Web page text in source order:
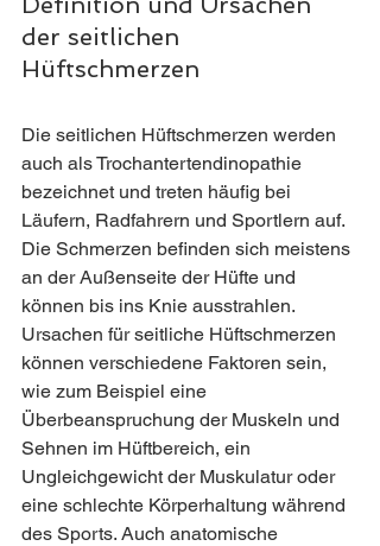
der seitlichen
Hüftschmerzen
Die seitlichen Hüftschmerzen werden
auch als Trochantertendinopathie
bezeichnet und treten häufig bei
Läufern, Radfahrern und Sportlern auf.
Die Schmerzen befinden sich meistens
an der Außenseite der Hüfte und
können bis ins Knie ausstrahlen.
Ursachen für seitliche Hüftschmerzen
können verschiedene Faktoren sein,
wie zum Beispiel eine
Überbeanspruchung der Muskeln und
Sehnen im Hüftbereich, ein
Ungleichgewicht der Muskulatur oder
eine schlechte Körperhaltung während
des Sports. Auch anatomische